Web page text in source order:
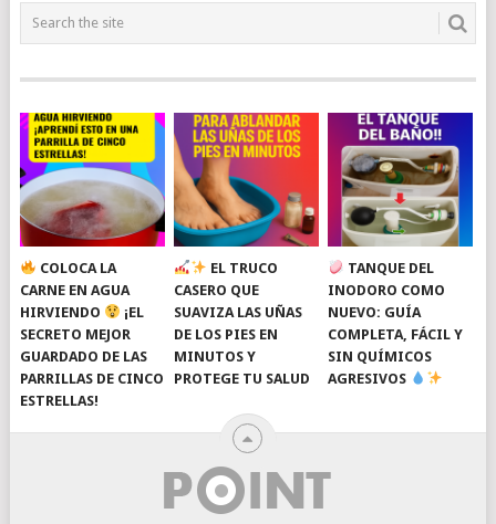
COLOCA LA
CARNE EN AGUA
HIRVIENDO
¡EL
SECRETO MEJOR
GUARDADO DE LAS
PARRILLAS DE CINCO
ESTRELLAS!
EL TRUCO
CASERO QUE
SUAVIZA LAS UÑAS
DE LOS PIES EN
MINUTOS Y
PROTEGE TU SALUD
TANQUE DEL
INODORO COMO
NUEVO: GUÍA
COMPLETA, FÁCIL Y
SIN QUÍMICOS
AGRESIVOS